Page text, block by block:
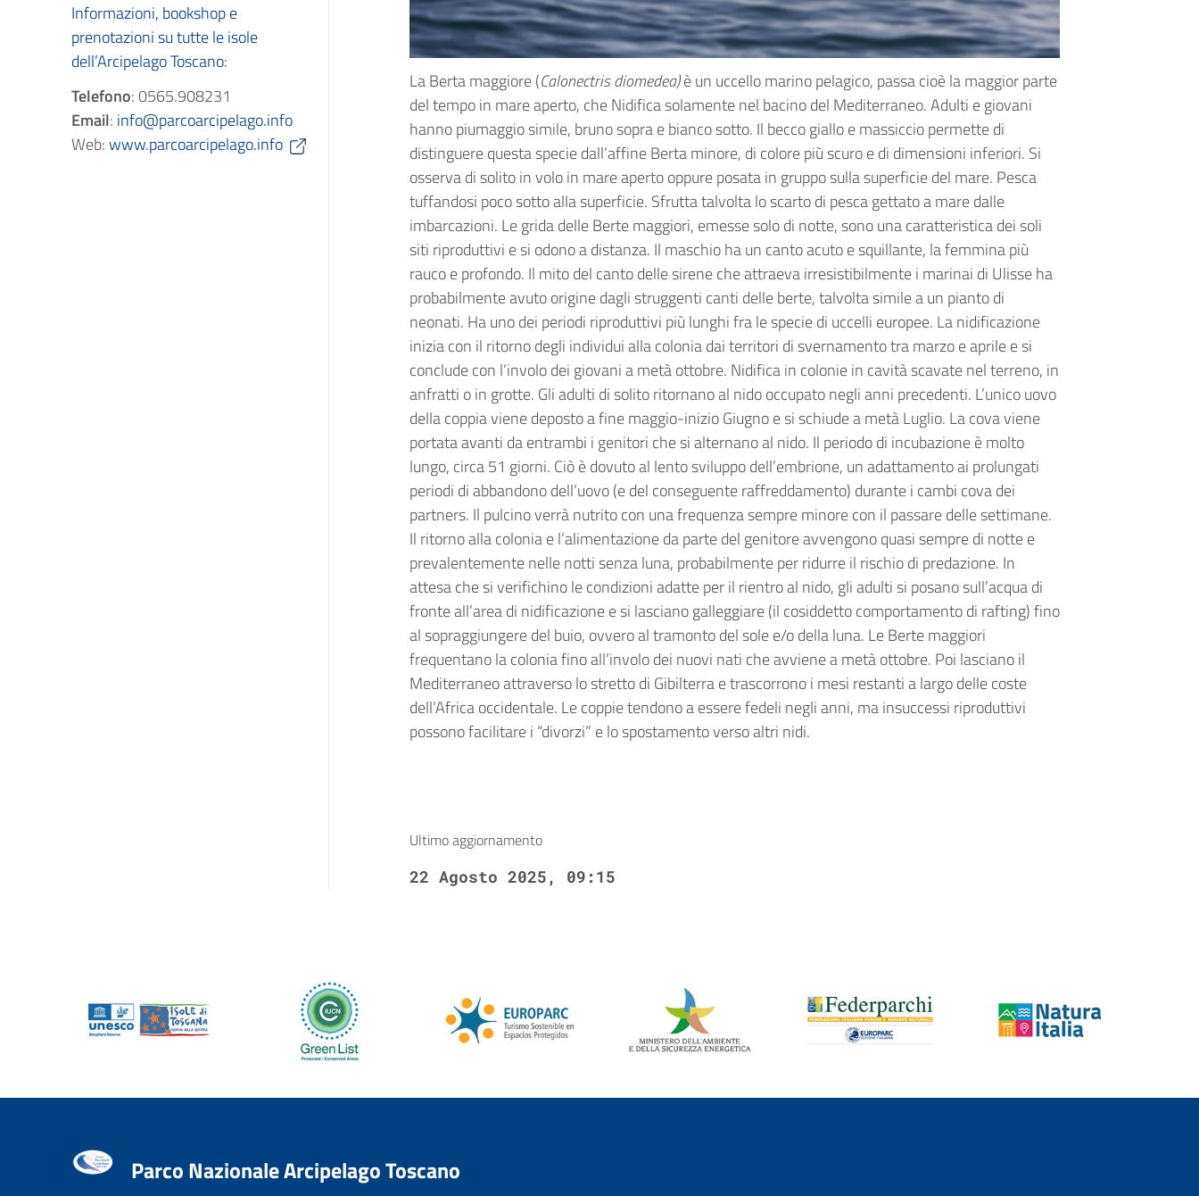
Informazioni, bookshop e
prenotazioni su tutte le isole
dell’Arcipelago Toscano:
Telefono: 0565.908231
Email: info@parcoarcipelago.info
Web:www.parcoarcipelago.info
La Berta maggiore (Calonectris diomedea)è un uccello marino pelagico, passa cioè la maggior parte
del tempo in mare aperto, che Nidifica solamente nel bacino del Mediterraneo. Adulti e giovani
hanno piumaggio simile, bruno sopra e bianco sotto. Il becco giallo e massiccio permette di
distinguere questa specie dall’affine Berta minore, di colore più scuro e di dimensioni inferiori. Si
osserva di solito in volo in mare aperto oppure posata in gruppo sulla superficie del mare. Pesca
tuffandosi poco sotto alla superficie. Sfrutta talvolta lo scarto di pesca gettato a mare dalle
imbarcazioni. Le grida delle Berte maggiori, emesse solo di notte, sono una caratteristica dei soli
siti riproduttivi e si odono a distanza. Il maschio ha un canto acuto e squillante, la femmina più
rauco e profondo. Il mito del canto delle sirene che attraeva irresistibilmente i marinai di Ulisse ha
probabilmente avuto origine dagli struggenti canti delle berte, talvolta simile a un pianto di
neonati. Ha uno dei periodi riproduttivi più lunghi fra le specie di uccelli europee. La nidificazione
inizia con il ritorno degli individui alla colonia dai territori di svernamento tra marzo e aprile e si
conclude con l’involo dei giovani a metà ottobre. Nidifica in colonie in cavità scavate nel terreno, in
anfratti o in grotte. Gli adulti di solito ritornano al nido occupato negli anni precedenti. L’unico uovo
della coppia viene deposto a fine maggio-inizio Giugno e si schiude a metà Luglio. La cova viene
portata avanti da entrambi i genitori che si alternano al nido. Il periodo di incubazione è molto
lungo, circa 51 giorni. Ciò è dovuto al lento sviluppo dell’embrione, un adattamento ai prolungati
periodi di abbandono dell’uovo (e del conseguente raffreddamento) durante i cambi cova dei
partners. Il pulcino verrà nutrito con una frequenza sempre minore con il passare delle settimane.
Il ritorno alla colonia e l’alimentazione da parte del genitore avvengono quasi sempre di notte e
prevalentemente nelle notti senza luna, probabilmente per ridurre il rischio di predazione. In
attesa che si verifichino le condizioni adatte per il rientro al nido, gli adulti si posano sull’acqua di
fronte all’area di nidificazione e si lasciano galleggiare (il cosiddetto comportamento di rafting) fino
al sopraggiungere del buio, ovvero al tramonto del sole e/o della luna. Le Berte maggiori
frequentano la colonia fino all’involo dei nuovi nati che avviene a metà ottobre. Poi lasciano il
Mediterraneo attraverso lo stretto di Gibilterra e trascorrono i mesi restanti a largo delle coste
dell’Africa occidentale. Le coppie tendono a essere fedeli negli anni, ma insuccessi riproduttivi
possono facilitare i “divorzi” e lo spostamento verso altri nidi.
Ultimo aggiornamento
22 Agosto 2025, 09:15
Parco Nazionale Arcipelago Toscano